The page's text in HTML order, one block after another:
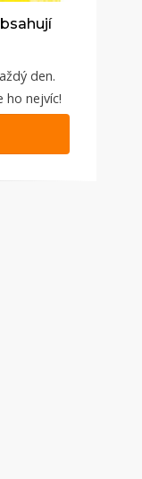
den.
ho nejvíc!